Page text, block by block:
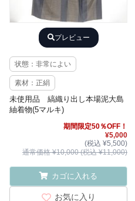
プレビュー
状態：非常によい
素材：正絹
未使用品 縞織り出し本場泥大島
紬着物(5マルキ)
期間限定50％OFF！
¥5,000
(税込 ¥5,500)
通常価格 ¥10,000 (税込 ¥11,000)
カゴに入れる
お気に入り